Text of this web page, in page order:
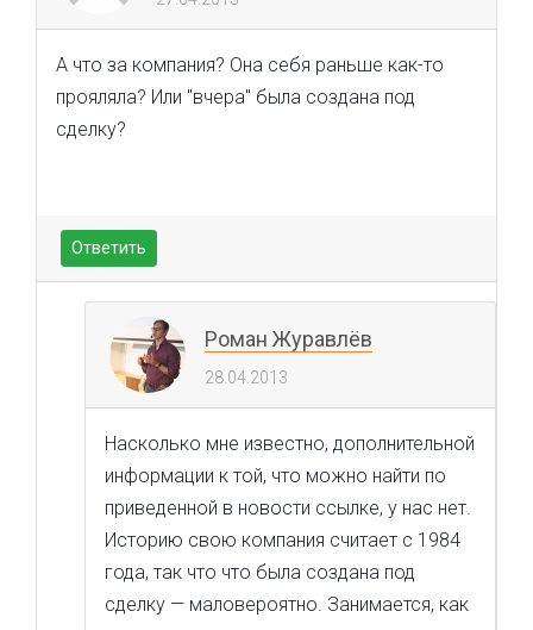
А что за компания? Она себя раньше как-то
прояляла? Или "вчера" была создана под
сделку?
Ответить
Роман Журавлёв
28.04.2013
Насколько мне известно, дополнительной
информации к той, что можно найти по
приведенной в новости ссылке, у нас нет.
Историю свою компания считает с 1984
года, так что что была создана под
сделку — маловероятно. Занимается, как